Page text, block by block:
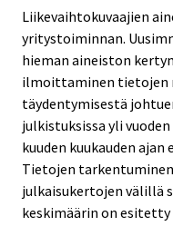
Liikevaihtokuvaajien
yritystoiminnan.
hieman aineiston
ilmoittaminen tietojen
täydentymisestä
julkistuksissa yli
kuuden kuukauden
Tietojen
julkaisukertojen välillä
keskimäärin on esitetty